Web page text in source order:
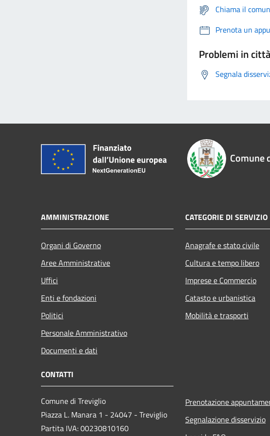
Chiama il
Prenota un
Problemi in città
Segnala
Comune
AMMINISTRAZIONE
Organi di Governo
Aree Amministrative
Uffici
Enti e fondazioni
Politici
Personale Amministrativo
Documenti e dati
CATEGORIE DI SERVIZIO
Anagrafe e stato civile
Cultura e tempo libero
Imprese e Commercio
Catasto e urbanistica
Mobilità e trasporti
CONTATTI
Comune di Treviglio
Piazza L. Manara 1 - 24047 - Treviglio
Partita IVA: 00230810160
Prenotazione
Segnalazione disservizio